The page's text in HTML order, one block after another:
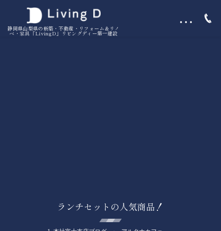
静岡県山梨県の新築・不動産・リフォーム＆リノ
ベ・家具「LivingD」リビングディー第一建設
…
ランチセットの人気商品！